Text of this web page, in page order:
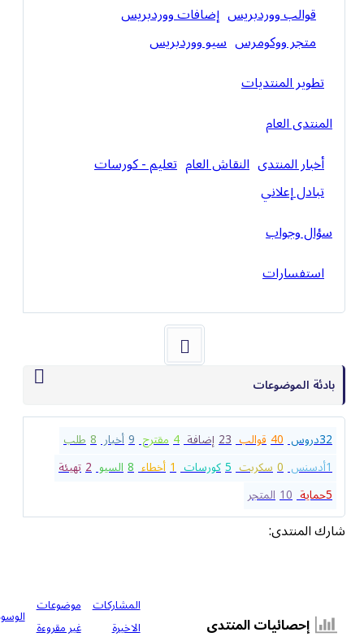
قوالب ووردبريس إضافات ووردبريس
متجر ووكومرس سيو ووردبريس
تطوير المنتديات
المنتدى العام
أخبار المنتدى النقاش العام تعليم - كورسات
تبادل إعلاني
سؤال وجواب
استفسارات
بادئة الموضوعات
32دروس 40قوالب23إضافة4 مقترح 9 أخبار8 طلب
أدسنس 0 سكربت5 كورسات1 أخطاء8 السيو 2 تهيئة
حماية10المتجر
شارك المنتدى:
إحصائيات المنتدى
المشاركات
الاخيرة
موضوعات
غير مقروءة
الوسوم